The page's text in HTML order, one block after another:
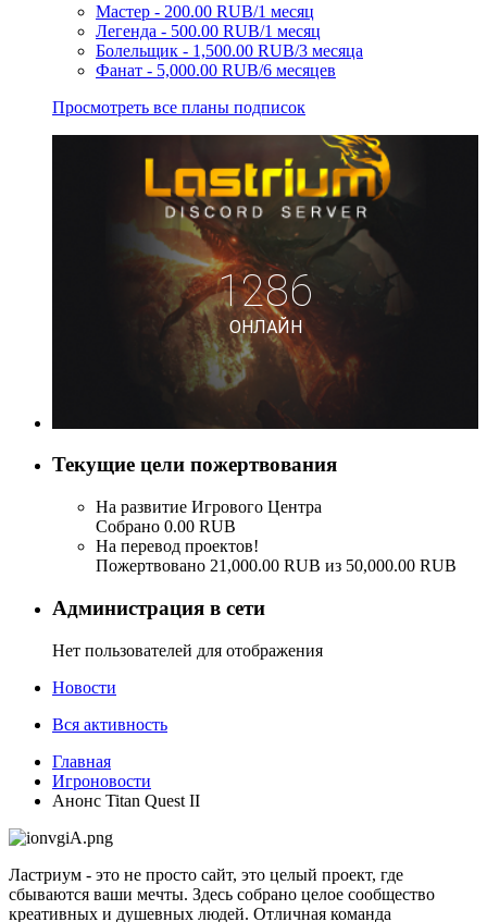
Мастер - 200.00 RUB/1 месяц
Легенда - 500.00 RUB/1 месяц
Болельщик - 1,500.00 RUB/3 месяца
Фанат - 5,000.00 RUB/6 месяцев
Просмотреть все планы подписок
Текущие цели пожертвования
На развитие Игрового Центра
Собрано 0.00 RUB
На перевод проектов!
Пожертвовано 21,000.00 RUB из 50,000.00 RUB
Администрация в сети
Нет пользователей для отображения
Новости
Вся активность
Главная
Игроновости
Анонс Titan Quest II
Ластриум - это не просто сайт, это целый проект, где
сбываются ваши мечты. Здесь собрано целое сообщество
креативных и душевных людей. Отличная команда